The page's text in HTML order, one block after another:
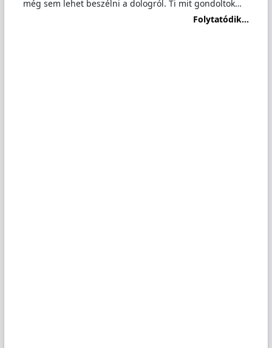
még sem lehet beszélni a dologról. Ti mit gondoltok…
Folytatódik...